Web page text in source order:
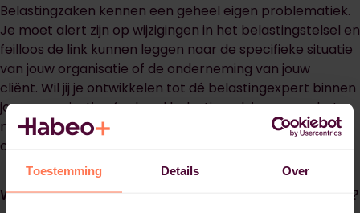
Toestemming Details Over
Belastingzaken kennen een geheel eigen problematiek.
Je moet alert zijn op wijzigingen in het belastingstelsel en
feilloos de link kunnen leggen naar de specifieke situatie
van jouw organisatie of de onderneming van jouw
cliënt. Wil jij je ontwikkelen tot dé belastingexpert binnen
jouw organisatie of erkend belastingadviseur voor het
midden- en kleinbedrijf? Volg dan de Fiscaal adviseur
opleiding van Habeo+.
Waarom een fiscaal adviseur opleiding bij Habeo+?